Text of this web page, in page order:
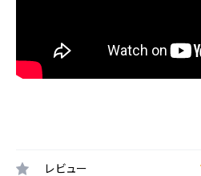
レビュー